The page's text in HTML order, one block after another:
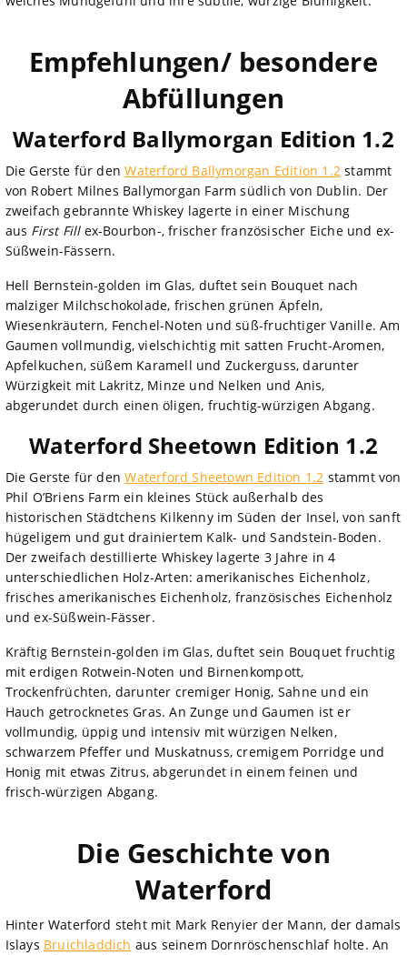
Empfehlungen/ besondere
Abfüllungen
Waterford Ballymorgan Edition 1.2
Die Gerste für denWaterford Ballymorgan Edition 1.2stammt
von Robert Milnes Ballymorgan Farm südlich von Dublin. Der
zweifach gebrannte Whiskey lagerte in einer Mischung
aus First Fillex-Bourbon-, frischer französischer Eiche und ex-
Süßwein-Fässern.
Hell Bernstein-golden im Glas, duftet sein Bouquet nach
malziger Milchschokolade, frischen grünen Äpfeln,
Wiesenkräutern, Fenchel-Noten und süß-fruchtiger Vanille. Am
Gaumen vollmundig, vielschichtig mit satten Frucht-Aromen,
Apfelkuchen, süßem Karamell und Zuckerguss, darunter
Würzigkeit mit Lakritz, Minze und Nelken und Anis,
abgerundet durch einen öligen, fruchtig-würzigen Abgang.
Waterford Sheetown Edition 1.2
Die Gerste für denWaterford Sheetown Edition 1.2 stammt von
Phil O’Briens Farm ein kleines Stück außerhalb des
historischen Städtchens Kilkenny im Süden der Insel, von sanft
hügeligem und gut drainiertem Kalk- und Sandstein-Boden.
Der zweifach destillierte Whiskey lagerte 3 Jahre in 4
unterschiedlichen Holz-Arten: amerikanisches Eichenholz,
frisches amerikanisches Eichenholz, französisches Eichenholz
und ex-Süßwein-Fässer.
Kräftig Bernstein-golden im Glas, duftet sein Bouquet fruchtig
mit erdigen Rotwein-Noten und Birnenkompott,
Trockenfrüchten, darunter cremiger Honig, Sahne und ein
Hauch getrocknetes Gras. An Zunge und Gaumen ist er
vollmundig, üppig und intensiv mit würzigen Nelken,
schwarzem Pfeffer und Muskatnuss, cremigem Porridge und
Honig mit etwas Zitrus, abgerundet in einem feinen und
frisch-würzigen Abgang.
Die Geschichte von
Waterford
Hinter Waterford steht mit Mark Renyier der Mann, der damals
Islays Bruichladdich aus seinem Dornröschenschlaf holte. An